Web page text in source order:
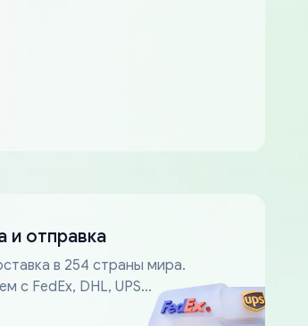
и отправка
в 254 страны мира.
с FedEx, DHL, UPS...